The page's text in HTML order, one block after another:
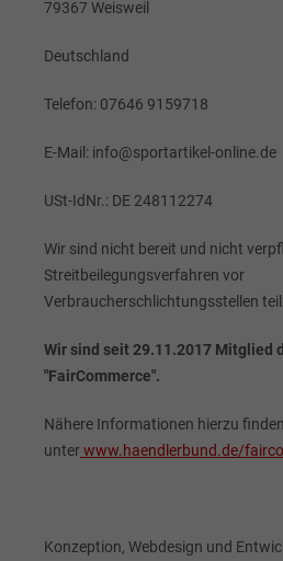
79367 Weisweil
Deutschland
Telefon: 07646 9159718
E-Mail: info@sportartikel-online.de
USt-IdNr.: DE 248112274
Wir sind nicht bereit und nicht
Streitbeilegungsverfahren vor
Verbraucherschlichtungsstellen
Wir sind seit 29.11.2017 Mitglied
"FairCommerce".
Nähere Informationen hierzu
unterwww.haendlerbund.de/
Konzeption, Webdesign und